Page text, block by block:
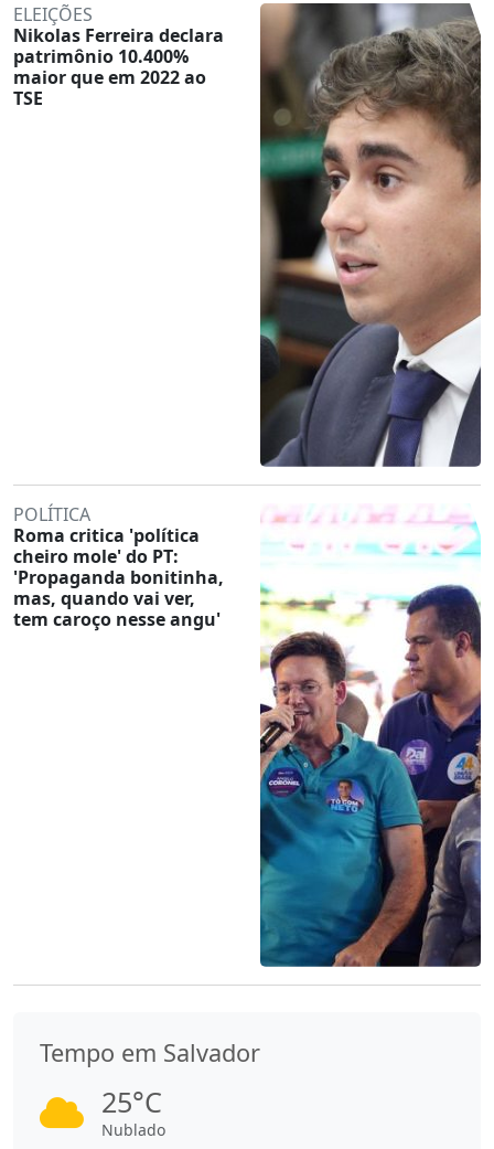
ELEIÇÕES
Nikolas Ferreira declara
patrimônio 10.400%
maior que em 2022 ao
TSE
POLÍTICA
Roma critica 'política
cheiro mole' do PT:
'Propaganda bonitinha,
mas, quando vai ver,
tem caroço nesse angu'
Tempo em Salvador
25°C
Nublado